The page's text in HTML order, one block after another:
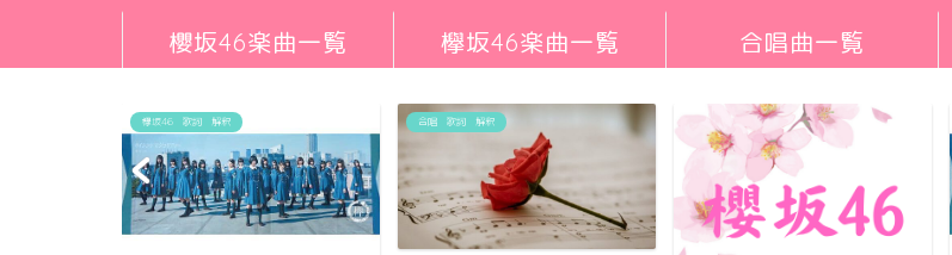
櫻坂46楽曲一覧 欅坂46楽曲一覧 合唱曲一覧
欅坂46 歌詞 解釈 合唱 歌詞 解釈